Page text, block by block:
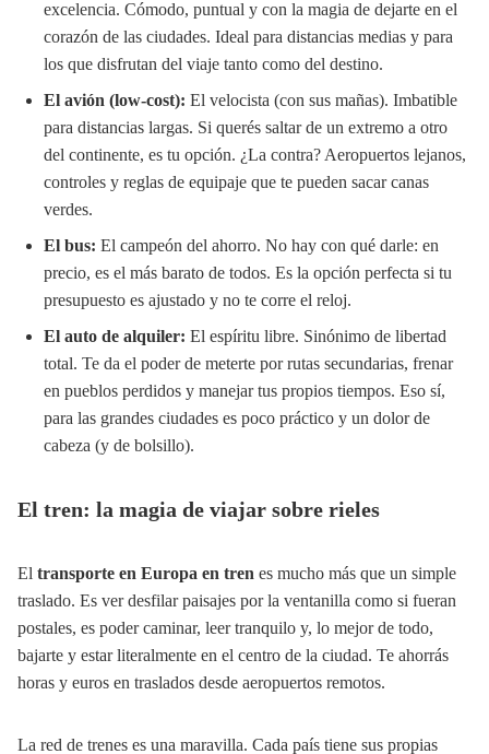
excelencia. Cómodo, puntual y con la magia de dejarte en el
corazón de las ciudades. Ideal para distancias medias y para
los que disfrutan del viaje tanto como del destino.
El avión (low-cost): El velocista (con sus mañas). Imbatible
para distancias largas. Si querés saltar de un extremo a otro
del continente, es tu opción. ¿La contra? Aeropuertos lejanos,
controles y reglas de equipaje que te pueden sacar canas
verdes.
El bus: El campeón del ahorro. No hay con qué darle: en
precio, es el más barato de todos. Es la opción perfecta si tu
presupuesto es ajustado y no te corre el reloj.
El auto de alquiler: El espíritu libre. Sinónimo de libertad
total. Te da el poder de meterte por rutas secundarias, frenar
en pueblos perdidos y manejar tus propios tiempos. Eso sí,
para las grandes ciudades es poco práctico y un dolor de
cabeza (y de bolsillo).
El tren: la magia de viajar sobre rieles
El transporte en Europa en tren es mucho más que un simple
traslado. Es ver desfilar paisajes por la ventanilla como si fueran
postales, es poder caminar, leer tranquilo y, lo mejor de todo,
bajarte y estar literalmente en el centro de la ciudad. Te ahorrás
horas y euros en traslados desde aeropuertos remotos.
La red de trenes es una maravilla. Cada país tiene sus propias